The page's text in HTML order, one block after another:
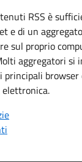
RSS è
e di un
sul proprio
aggregatori si
browser
elettronica.